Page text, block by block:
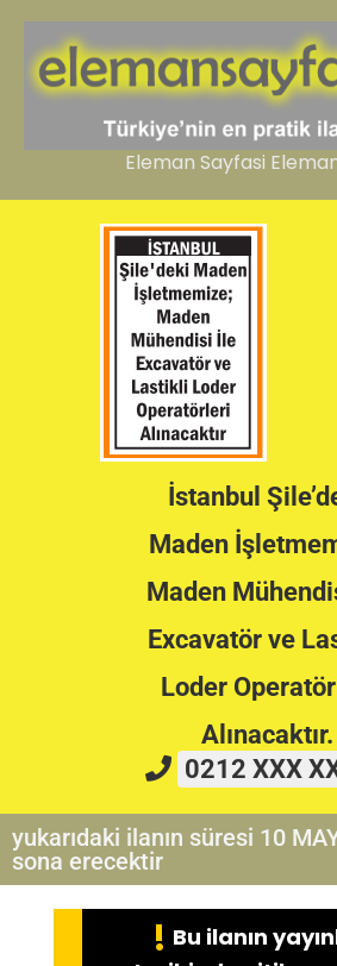
Eleman Sayfasi
İstanbul
Maden
Maden
Excavatör ve
Loder
Alınacaktır.
0212 XXX
yukarıdaki ilanın süresi 10
sona erecektir
! Bu ilanın